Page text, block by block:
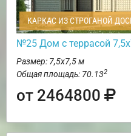
КАРКАС ИЗ СТРОГАНОЙ
№25 Дом с террасой
Размер: 7,5х7,5 м
Общая площадь: 70.132
от 2464800